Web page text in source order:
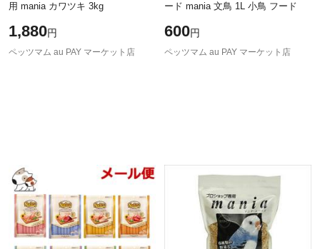
用 mania カワツキ 3kg
1,880円
ペッツマム au PAY マーケット店
ード mania 文鳥 1L 小鳥 フード
600円
ペッツマム au PAY マーケット店